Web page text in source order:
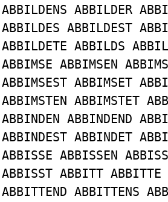
ABBILDENS ABBILDER
ABBILDES ABBILDEST
ABBILDETE ABBILDS
ABBIMSE ABBIMSEN
ABBIMSEST ABBIMSET
ABBIMSTEN ABBIMSTET
ABBINDEN ABBINDEND
ABBINDEST ABBINDET
ABBISSE ABBISSEN
ABBISST ABBITT ABBITTE
ABBITTEND ABBITTENS